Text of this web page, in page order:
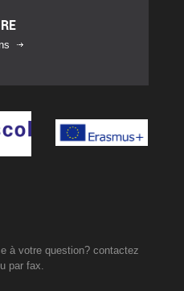
à votre question? contactez
par fax.